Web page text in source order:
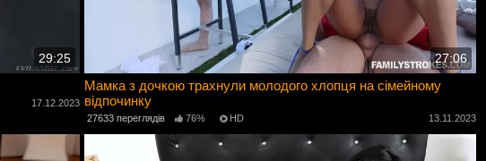
29:25
17.12.2023
27:06
Мамка з дочкою трахнули молодого хлопця на сімейному
відпочинку
27633 переглядів 76% HD 13.11.2023